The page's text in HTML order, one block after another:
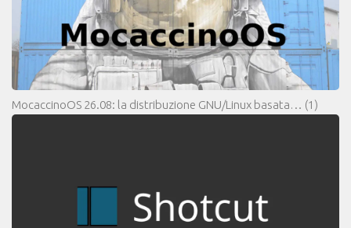
MocaccinoOS 26.08: la distribuzione GNU/Linux basata… (1)